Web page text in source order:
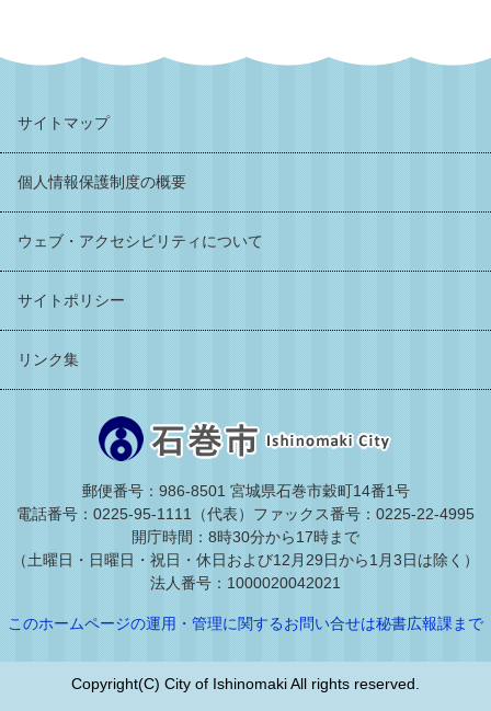
サイトマップ
個人情報保護制度の概要
ウェブ・アクセシビリティについて
サイトポリシー
リンク集
郵便番号：986-8501 宮城県石巻市穀町14番1号
電話番号：0225-95-1111（代表） ファックス番号：0225-22-4995
開庁時間：8時30分から17時まで
（土曜日・日曜日・祝日・休日および12月29日から1月3日は除く）
法人番号：1000020042021
このホームページの運用・管理に関するお問い合せは秘書広報課まで
Copyright(C) City of Ishinomaki All rights reserved.